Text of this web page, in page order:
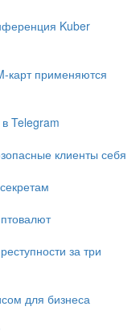
Kuber
карт применяются
Telegram
клиенты себя
за три
для бизнеса